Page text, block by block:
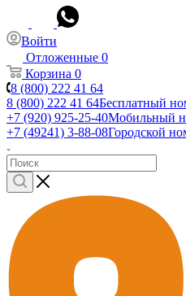
Войти
Отложенные 0
Корзина 0
8 (800) 222 41 64
8 (800) 222 41 64Бесплатный
+7 (920) 925-25-40Мобильный
+7 (49241) 3-88-08Городской